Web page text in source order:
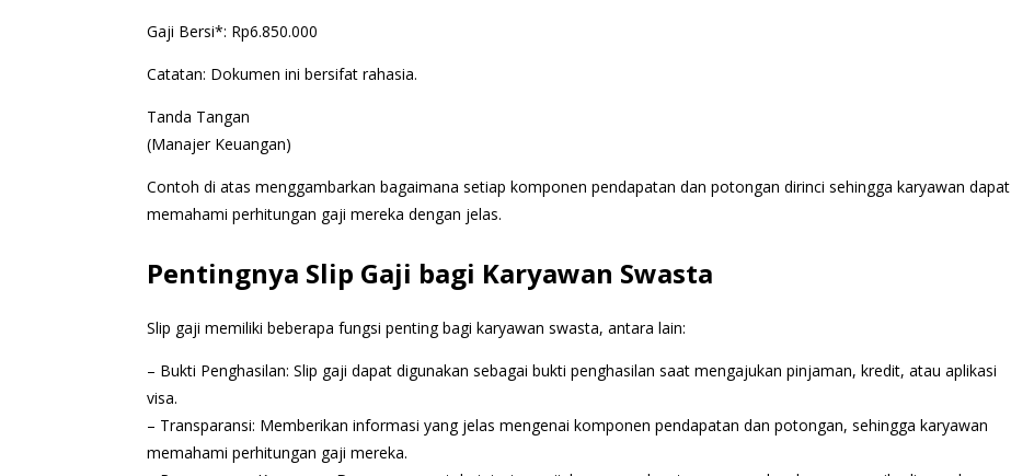
Gaji Bersi*: Rp6.850.000
Catatan: Dokumen ini bersifat rahasia.
Tanda Tangan
(Manajer Keuangan)
Contoh di atas menggambarkan bagaimana setiap komponen pendapatan dan potongan dirinci sehingga karyawan dapat
memahami perhitungan gaji mereka dengan jelas.
Pentingnya Slip Gaji bagi Karyawan Swasta
Slip gaji memiliki beberapa fungsi penting bagi karyawan swasta, antara lain:
– Bukti Penghasilan: Slip gaji dapat digunakan sebagai bukti penghasilan saat mengajukan pinjaman, kredit, atau aplikasi
visa.
– Transparansi: Memberikan informasi yang jelas mengenai komponen pendapatan dan potongan, sehingga karyawan
memahami perhitungan gaji mereka.